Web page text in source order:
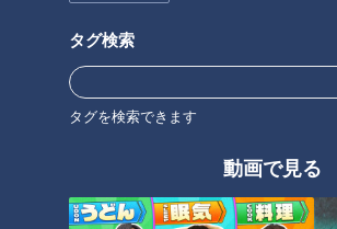
タグ検索
タグを検索できます
動画で見る
「大根と牛肉のオイスターソー
ス炒め」の作り方【キユーピー
３分クッキング】
き」の作り